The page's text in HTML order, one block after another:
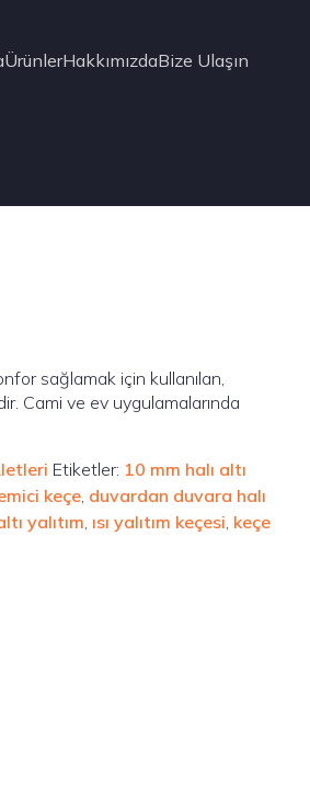
ÜrünlerHakkımızdaBize Ulaşın
sağlamak için kullanılan,
Cami ve ev uygulamalarında
Etiketler: 10 mm halı altı
keçe, duvardan duvara halı
yalıtım, ısı yalıtım keçesi, keçe